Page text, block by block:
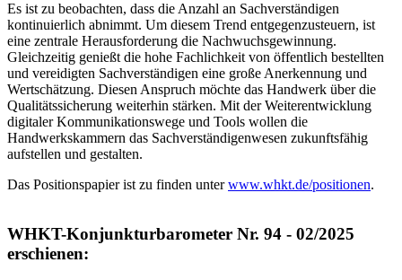
Es ist zu beobachten, dass die Anzahl an Sachverständigen
kontinuierlich abnimmt. Um diesem Trend entgegenzusteuern, ist
eine zentrale Herausforderung die Nachwuchsgewinnung.
Gleichzeitig genießt die hohe Fachlichkeit von öffentlich bestellten
und vereidigten Sachverständigen eine große Anerkennung und
Wertschätzung. Diesen Anspruch möchte das Handwerk über die
Qualitätssicherung weiterhin stärken. Mit der Weiterentwicklung
digitaler Kommunikationswege und Tools wollen die
Handwerkskammern das Sachverständigenwesen zukunftsfähig
aufstellen und gestalten.
Das Positionspapier ist zu finden unterwww.whkt.de/positionen.
WHKT-Konjunkturbarometer Nr. 94 - 02/2025
erschienen: